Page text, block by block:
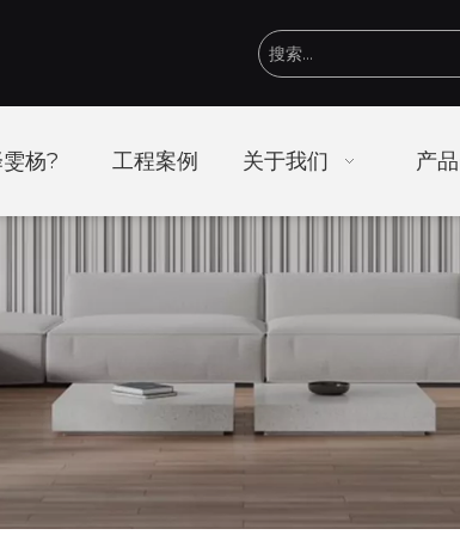
杨? 工程案例 关于我们 产